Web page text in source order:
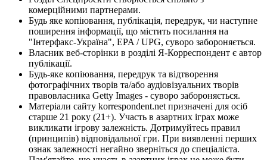
комерційними партнерами.
Будь яке копіювання, публікація, передрук, чи наступне
поширення інформації, що містить посилання на
"Інтерфакс-Україна", EPA / UPG, суворо забороняється.
Власник веб-сторінки в розділі Я-Корреспондент є автор
публікації.
Будь-яке копіювання, передрук та відтворення
фотографічних творів та/або аудіовізуальних творів
правовласника Getty Images - суворо забороняється.
Матеріали сайту korrespondent.net призначені для осіб
старше 21 року (21+). Участь в азартних іграх може
викликати ігрову залежність. Дотримуйтесь правил
(принципів) відповідальної гри. При виявленні перших
ознак залежності негайно зверніться до спеціаліста.